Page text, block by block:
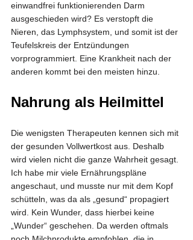
einwandfrei funktionierenden Darm
ausgeschieden wird? Es verstopft die
Nieren, das Lymphsystem, und somit ist der
Teufelskreis der Entzündungen
vorprogrammiert. Eine Krankheit nach der
anderen kommt bei den meisten hinzu.
Nahrung als Heilmittel
Die wenigsten Therapeuten kennen sich mit
der gesunden Vollwertkost aus. Deshalb
wird vielen nicht die ganze Wahrheit gesagt.
Ich habe mir viele Ernährungspläne
angeschaut, und musste nur mit dem Kopf
schütteln, was da als „gesund“ propagiert
wird. Kein Wunder, dass hierbei keine
„Wunder“ geschehen. Da werden oftmals